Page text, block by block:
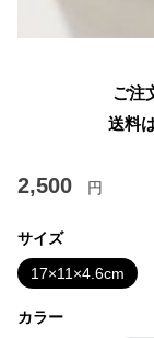
ご注
送料
2,500 円
サイズ
17×11×4.6cm
カラー